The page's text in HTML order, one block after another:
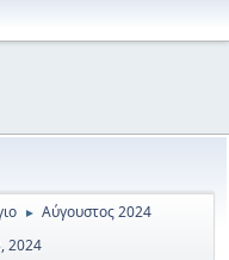
► Αύγουστος 2024
2024